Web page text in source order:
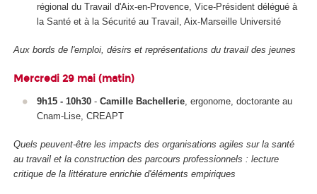
régional du Travail d'Aix-en-Provence, Vice-Président délégué à
la Santé et à la Sécurité au Travail, Aix-Marseille Université
Aux bords de l'emploi, désirs et représentations du travail des jeunes
Mercredi 29 mai (matin)
9h15 - 10h30- Camille Bachellerie, ergonome, doctorante au
Cnam-Lise, CREAPT
Quels peuvent-être les impacts des organisations agiles sur la santé
au travail et la construction des parcours professionnels : lecture
critique de la littérature enrichie d'éléments empiriques